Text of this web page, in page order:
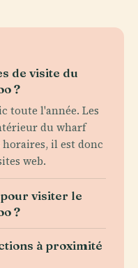
de visite du
?
toute l'année. Les
du wharf
il est donc
web.
visiter le
?
à proximité